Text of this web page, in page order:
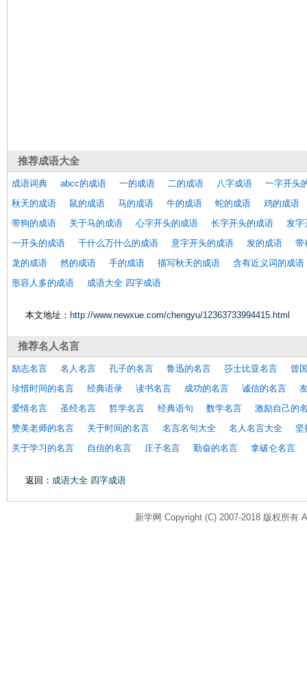
推荐成语大全
成语词典 abcc的成语 一的成语 二的成语 八字成语
一字开头
秋天的成语
鼠的成语 马的成语 牛的成语 蛇的成语
鸡的成语
带狗的成语
关于马的成语 心字开头的成语 长字开头的成语
发字
一开头的成语
千什么万什么的成语 意字开头的成语 发的成语
带
龙的成语
然的成语 手的成语 描写秋天的成语
含有近义词的成语
形容人多的成语
成语大全 四字成语
本文地址： http://www.newxue.com/chengyu/12363733994415.html
推荐名人名言
励志名言 名人名言 孔子的名言 鲁迅的名言 莎士比亚名言
曾
珍惜时间的名言
经典语录 读书名言 成功的名言 诚信的名言
爱情名言
圣经名言 哲学名言 经典语句 数学名言
激励自己的
赞美老师的名言
关于时间的名言 名言名句大全 名人名言大全
坚
关于学习的名言
自信的名言 庄子名言 勤奋的名言 拿破仑名言
返回： 成语大全 四字成语
新学网 Copyright (C) 2007-2018 版权所有